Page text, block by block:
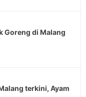
Goreng di Malang
terkini, Ayam